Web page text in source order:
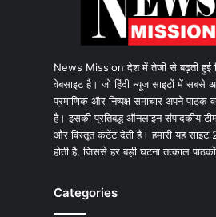
News Mission देश में तेजी से बढ़ती हुई
वेबसाइट है। जो हिंदी न्यूज साइटों में सबसे
प्रमाणिक और निष्पक्ष समाचार अपने पाठक
है। इसकी प्रतिबद्ध ऑनलाइन संपादकीय
और विस्तृत कंटेंट देती है। हमारी यह
होती है, जिससे हर बड़ी घटना तत्काल
Categories